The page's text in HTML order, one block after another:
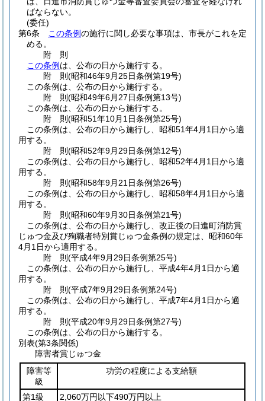
ばならない。
(委任)
第6条
この条例の施行に関し必要な事項は、市長がこれを定
める。
附 則
この条例 は、公布の日から施行する。
附 則(昭和46年9月25日条例第19号)
この条例は、公布の日から施行する。
附 則(昭和49年6月27日条例第13号)
この条例は、公布の日から施行する。
附 則(昭和51年10月1日条例第25号)
この条例は、公布の日から施行し、昭和51年4月1日から適
用する。
附 則(昭和52年9月29日条例第12号)
この条例は、公布の日から施行し、昭和52年4月1日から適
用する。
附 則(昭和58年9月21日条例第26号)
この条例は、公布の日から施行し、昭和58年4月1日から適
用する。
附 則(昭和60年9月30日条例第21号)
この条例は、公布の日から施行し、改正後の日進町消防賞
じゅつ金及び殉職者特別賞じゅつ金条例の規定は、昭和60年
4月1日から適用する。
附 則(平成4年9月29日条例第25号)
この条例は、公布の日から施行し、平成4年4月1日から適
用する。
附 則(平成7年9月29日条例第24号)
この条例は、公布の日から施行し、平成7年4月1日から適
用する。
附 則(平成20年9月29日条例第27号)
この条例は、公布の日から施行する。
別表(第3条関係)
障害者賞じゅつ金
障害等
級
功労の程度による支給額
第1級 2,060万円以下490万円以上